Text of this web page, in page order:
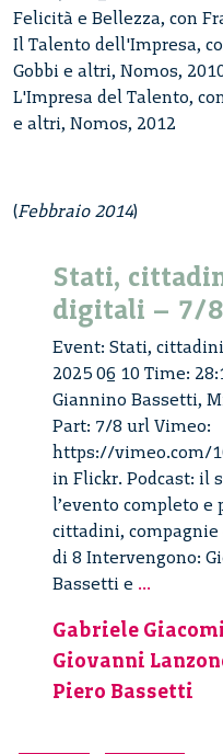
Felicità e Bellezza, con
Il Talento dell'Impresa,
Gobbi e altri, Nomos,
L'Impresa del Talento,
e altri, Nomos, 2012
(Febbraio 2014)
Stati,
digitali – 7/8
Event: Stati,
2025 06 10 Time:
Giannino Bassetti,
Part: 7/8 url Vimeo:
https://vimeo.com/
in Flickr. Podcast: il
l’evento completo e
cittadini,
di 8 Intervengono:
Bassetti e ...
digitali
–
Gabriele
Giovanni
Piero Bassetti